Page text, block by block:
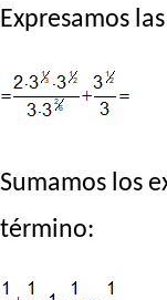
Expresamos
Sumamos los
término: